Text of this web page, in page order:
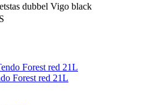
dubbel Vigo black
Forest red 21L